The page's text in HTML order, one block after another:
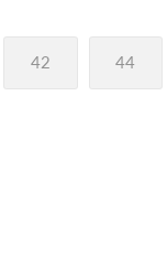
42 44